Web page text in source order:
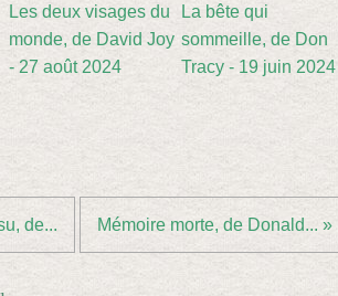
Les deux visages du
monde, de David Joy
- 27 août 2024
La bête qui
sommeille, de Don
Tracy - 19 juin 2024
de... Mémoire morte, de Donald... »